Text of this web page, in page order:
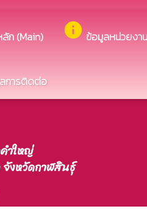
ลัก (Main) info ข้อมูลหน่วยงาน
การติดต่อ
ำใหญ่
จังหวัดกาฬสินธุ์